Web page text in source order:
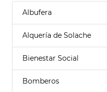
Albufera
Alquería de Solache
Bienestar Social
Bomberos